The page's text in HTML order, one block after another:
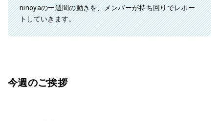
ninoyaの一週間の動きを、メンバーが持ち回りでレポー
トしていきます。
今週のご挨拶